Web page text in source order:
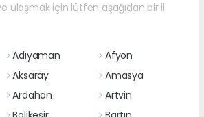
ulaşmak için lütfen aşağıdan bir il
Adıyaman
Afyon
Aksaray
Amasya
Ardahan
Artvin